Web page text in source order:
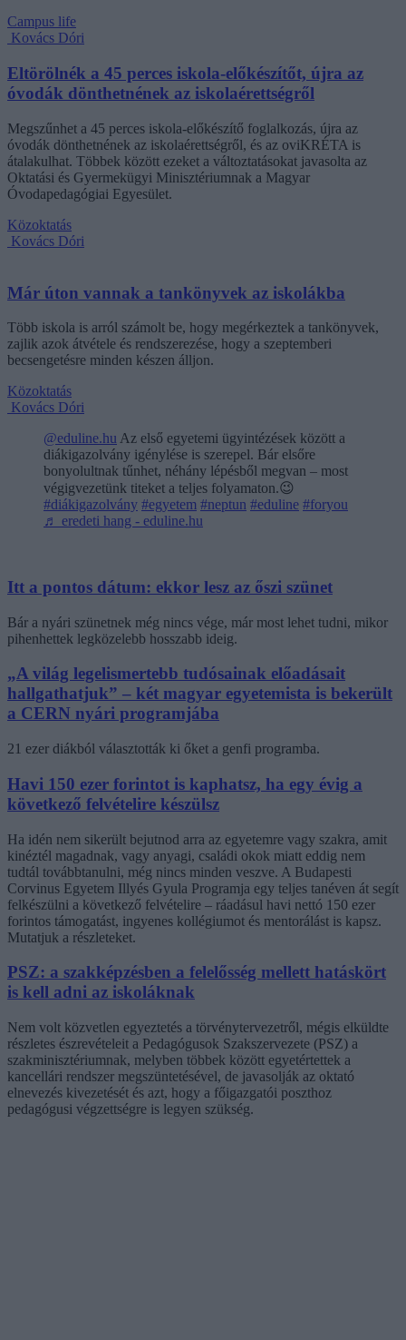
Campus life
Kovács Dóri
Eltörölnék a 45 perces iskola-előkészítőt, újra az
óvodák dönthetnének az iskolaérettségről
Megszűnhet a 45 perces iskola-előkészítő foglalkozás, újra az
óvodák dönthetnének az iskolaérettségről, és az oviKRÉTA is
átalakulhat. Többek között ezeket a változtatásokat javasolta az
Oktatási és Gyermekügyi Minisztériumnak a Magyar
Óvodapedagógiai Egyesület.
Közoktatás
Kovács Dóri
Már úton vannak a tankönyvek az iskolákba
Több iskola is arról számolt be, hogy megérkeztek a tankönyvek,
zajlik azok átvétele és rendszerezése, hogy a szeptemberi
becsengetésre minden készen álljon.
Közoktatás
Kovács Dóri
@eduline.hu Az első egyetemi ügyintézések között a
diákigazolvány igénylése is szerepel. Bár elsőre
bonyolultnak tűnhet, néhány lépésből megvan – most
végigvezetünk titeket a teljes folyamaton.😉
#diákigazolvány #egyetem #neptun #eduline #foryou
♬ eredeti hang - eduline.hu
Itt a pontos dátum: ekkor lesz az őszi szünet
Bár a nyári szünetnek még nincs vége, már most lehet tudni, mikor
pihenhettek legközelebb hosszabb ideig.
„A világ legelismertebb tudósainak előadásait
hallgathatjuk” – két magyar egyetemista is bekerült
a CERN nyári programjába
21 ezer diákból választották ki őket a genfi programba.
Havi 150 ezer forintot is kaphatsz, ha egy évig a
következő felvételire készülsz
Ha idén nem sikerült bejutnod arra az egyetemre vagy szakra, amit
kinéztél magadnak, vagy anyagi, családi okok miatt eddig nem
tudtál továbbtanulni, még nincs minden veszve. A Budapesti
Corvinus Egyetem Illyés Gyula Programja egy teljes tanéven át segít
felkészülni a következő felvételire – ráadásul havi nettó 150 ezer
forintos támogatást, ingyenes kollégiumot és mentorálást is kapsz.
Mutatjuk a részleteket.
PSZ: a szakképzésben a felelősség mellett hatáskört
is kell adni az iskoláknak
Nem volt közvetlen egyeztetés a törvénytervezetről, mégis elküldte
részletes észrevételeit a Pedagógusok Szakszervezete (PSZ) a
szakminisztériumnak, melyben többek között egyetértettek a
kancellári rendszer megszüntetésével, de javasolják az oktató
elnevezés kivezetését és azt, hogy a főigazgatói poszthoz
pedagógusi végzettségre is legyen szükség.